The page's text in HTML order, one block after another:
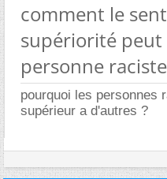
comment le
supériorité
personne
pourquoi les personnes
supérieur a d'autres ?